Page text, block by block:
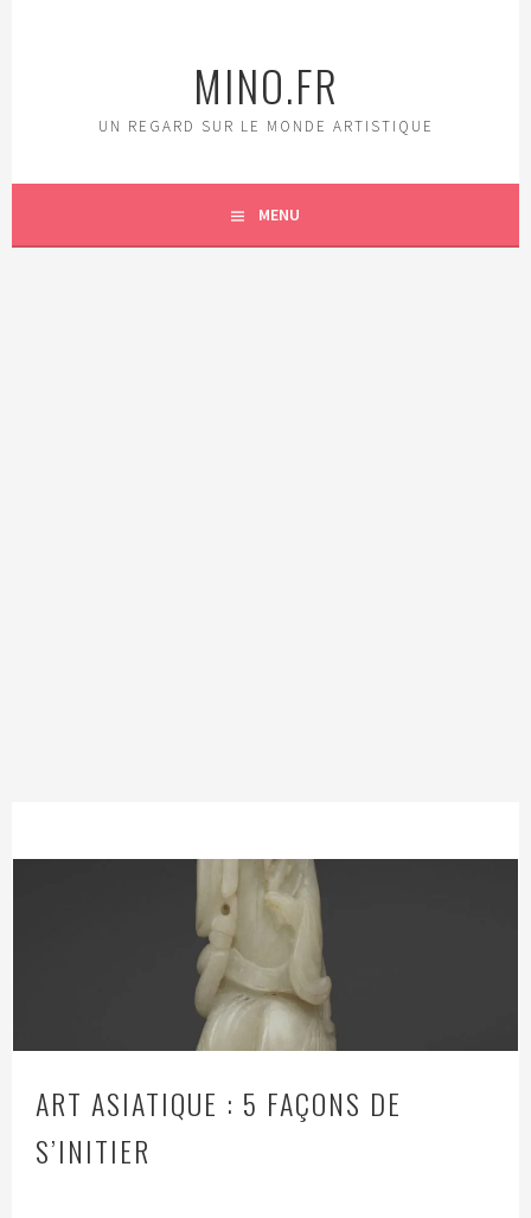
MINO.FR
UN REGARD SUR LE MONDE ARTISTIQUE
MENU
ART ASIATIQUE : 5 FAÇONS DE
S’INITIER